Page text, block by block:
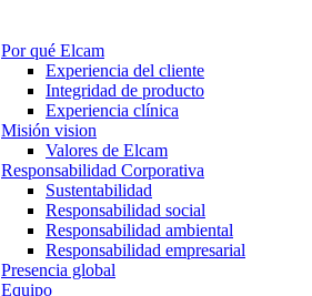
Por qué Elcam
Experiencia del cliente
Integridad de producto
Experiencia clínica
Misión vision
Valores de Elcam
Responsabilidad Corporativa
Sustentabilidad
Responsabilidad social
Responsabilidad ambiental
Responsabilidad empresarial
Presencia global
Equipo